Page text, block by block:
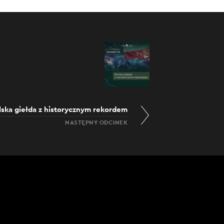
giełda z historycznym rekordem
NASTĘPNY ODCINEK